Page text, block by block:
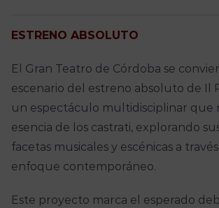
ESTRENO ABSOLUTO
El Gran Teatro de Córdoba se
escenario del estreno absoluto de Il
un espectáculo multidisciplinar que
esencia de los castrati, explorando
facetas musicales y escénicas a
enfoque contemporáneo.
Este proyecto marca el esperado